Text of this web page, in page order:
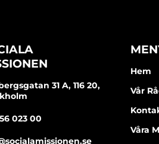
31 A, 116 20,
023 00
Hem
Vår
Våra